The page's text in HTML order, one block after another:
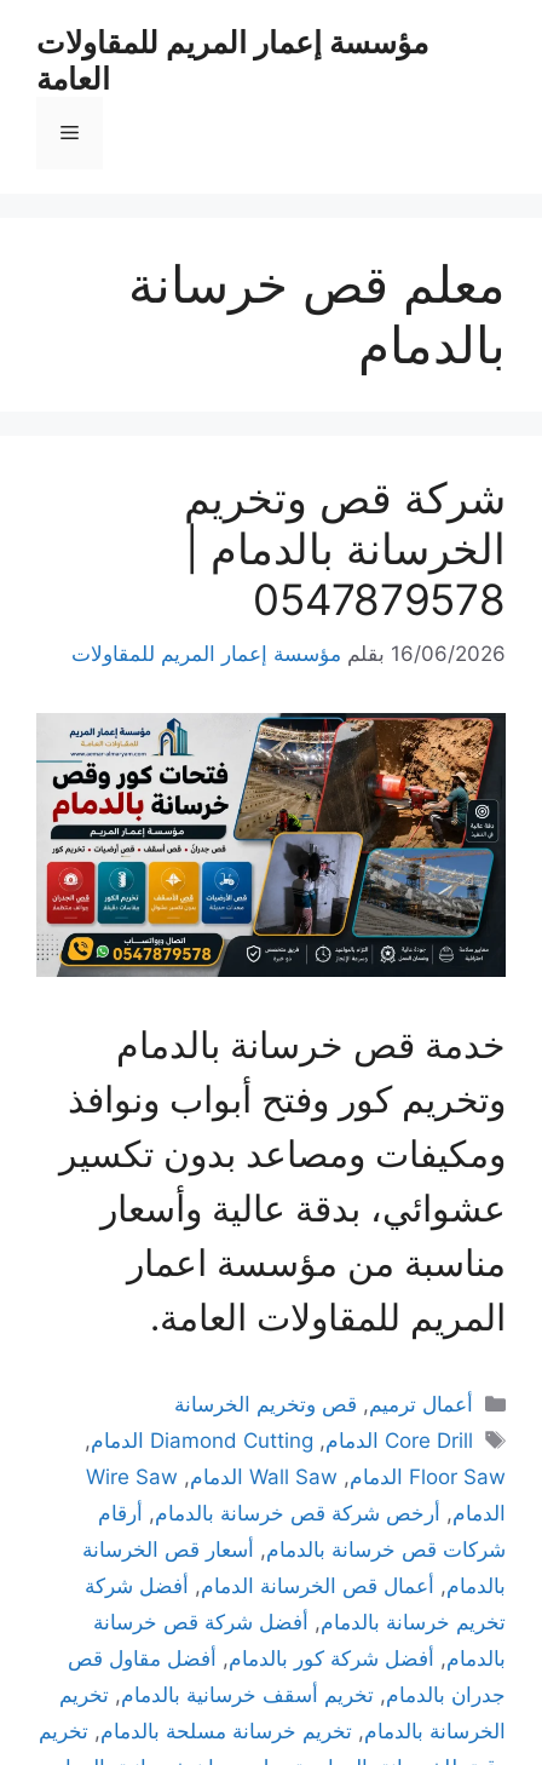
مؤسسة إعمار المريم للمقاولات
العامة
معلم قص خرسانة
بالدمام
شركة قص وتخريم
الخرسانة بالدمام |
0547879578
16/06/2026 بقلم مؤسسة إعمار المريم للمقاولات
خدمة قص خرسانة بالدمام
وتخريم كور وفتح أبواب ونوافذ
ومكيفات ومصاعد بدون تكسير
عشوائي، بدقة عالية وأسعار
مناسبة من مؤسسة اعمار
المريم للمقاولات العامة.
أعمال ترميم, قص وتخريم الخرسانة
Core Drill الدمام
, Diamond Cutting الدمام
,
Floor Saw الدمام
, Wall Saw الدمام ,
Wire Saw
الدمام, أرخص شركة قص خرسانة بالدمام, أرقام
شركات قص خرسانة بالدمام, أسعار قص الخرسانة
بالدمام, أعمال قص الخرسانة الدمام, أفضل شركة
تخريم خرسانة بالدمام, أفضل شركة قص خرسانة
بالدمام, أفضل شركة كور بالدمام, أفضل مقاول قص
جدران بالدمام, تخريم أسقف خرسانية بالدمام, تخريم
الخرسانة بالدمام, تخريم خرسانة مسلحة بالدمام, تخريم